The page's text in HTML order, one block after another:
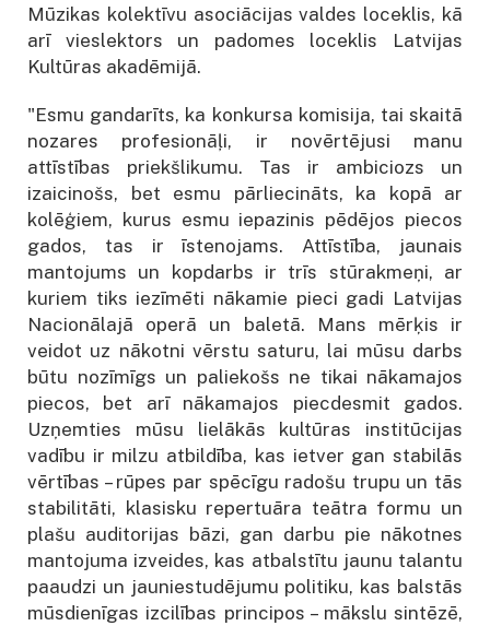
Mūzikas kolektīvu asociācijas valdes loceklis, kā
arī vieslektors un padomes loceklis Latvijas
Kultūras akadēmijā.
"Esmu gandarīts, ka konkursa komisija, tai skaitā
nozares profesionāļi, ir novērtējusi manu
attīstības priekšlikumu. Tas ir ambiciozs un
izaicinošs, bet esmu pārliecināts, ka kopā ar
kolēģiem, kurus esmu iepazinis pēdējos piecos
gados, tas ir īstenojams. Attīstība, jaunais
mantojums un kopdarbs ir trīs stūrakmeņi, ar
kuriem tiks iezīmēti nākamie pieci gadi Latvijas
Nacionālajā operā un baletā. Mans mērķis ir
veidot uz nākotni vērstu saturu, lai mūsu darbs
būtu nozīmīgs un paliekošs ne tikai nākamajos
piecos, bet arī nākamajos piecdesmit gados.
Uzņemties mūsu lielākās kultūras institūcijas
vadību ir milzu atbildība, kas ietver gan stabilās
vērtības – rūpes par spēcīgu radošu trupu un tās
stabilitāti, klasisku repertuāra teātra formu un
plašu auditorijas bāzi, gan darbu pie nākotnes
mantojuma izveides, kas atbalstītu jaunu talantu
paaudzi un jauniestudējumu politiku, kas balstās
mūsdienīgas izcilības principos – mākslu sintēzē,